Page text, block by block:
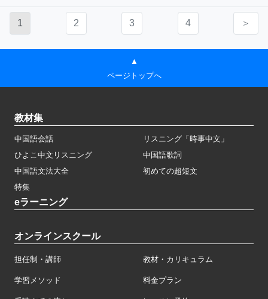
1 2 3 4 ＞
▲
ページトップへ
教材集
中国語会話
リスニング「時事中文」
ひよこ中文リスニング
中国語歌詞
中国語文法大全
初めての超短文
特集
eラーニング
オンラインスクール
担任制・講師 教材・カリキュラム
学習メソッド 料金プラン